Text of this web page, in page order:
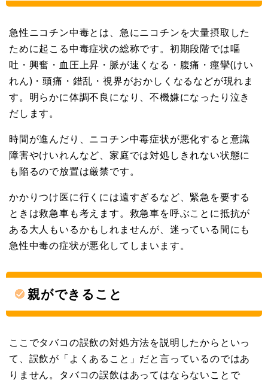
急性ニコチン中毒とは、急にニコチンを大量摂取した
ために起こる中毒症状の総称です。初期段階では嘔
吐・興奮・血圧上昇・脈が速くなる・腹痛・痙攣(けい
れん)・頭痛・錯乱・視界がおかしくなるなどが現れま
す。明らかに体調不良になり、不機嫌になったり泣き
だします。
時間が進んだり、ニコチン中毒症状が悪化すると意識
障害やけいれんなど、家庭では対処しきれない状態に
も陥るので放置は厳禁です。
かかりつけ医に行くには遠すぎるなど、緊急を要する
ときは救急車も考えます。救急車を呼ぶことに抵抗が
ある大人もいるかもしれませんが、迷っている間にも
急性中毒の症状が悪化してしまいます。
親ができること
ここでタバコの誤飲の対処方法を説明したからといっ
て、誤飲が「よくあること」だと言っているのではあ
りません。タバコの誤飲はあってはならないことで